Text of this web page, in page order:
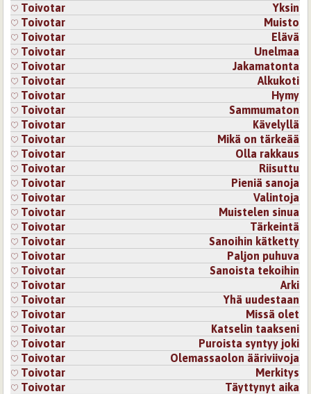
Toivotar
Yksin
Toivotar
Muisto
Toivotar
Elävä
Toivotar
Unelmaa
Toivotar
Jakamatonta
Toivotar
Alkukoti
Toivotar
Hymy
Toivotar
Sammumaton
Toivotar
Kävelyllä
Toivotar
Mikä on tärkeää
Toivotar
Olla rakkaus
Toivotar
Riisuttu
Toivotar
Pieniä sanoja
Toivotar
Valintoja
Toivotar
Muistelen sinua
Toivotar
Tärkeintä
Toivotar
Sanoihin kätketty
Toivotar
Paljon puhuva
Toivotar
Sanoista tekoihin
Toivotar
Arki
Toivotar
Yhä uudestaan
Toivotar
Missä olet
Toivotar
Katselin taakseni
Toivotar
Puroista syntyy joki
Toivotar
Olemassaolon ääriviivoja
Toivotar
Merkitys
Toivotar
Täyttynyt aika